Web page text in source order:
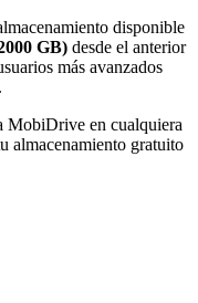
disponible
GB) desde el anterior
más avanzados
MobiDrive en cualquiera
almacenamiento gratuito